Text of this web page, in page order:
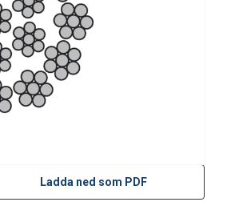
Ladda ned som PDF